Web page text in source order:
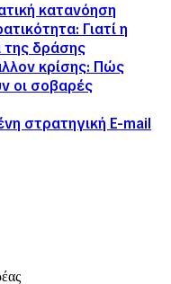
κατανόηση
Γιατί η
της δράσης
κρίσης: Πώς
οι σοβαρές
στρατηγική E-mail